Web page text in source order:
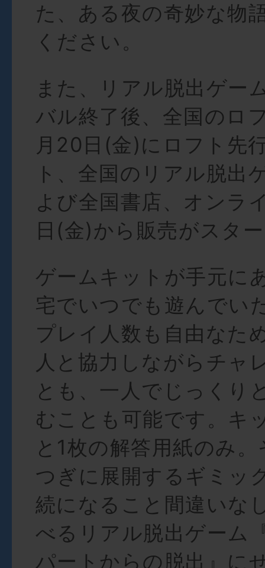
た、ある夜の奇妙な物
ください。
また、リアル脱出ゲー
バル終了後、全国のロ
月20日(金)にロフト先
ト、全国のリアル脱出
よび全国書店、オンラ
日(金)から販売がスタ
ゲームキットが手元に
宅でいつでも遊んでい
プレイ人数も自由なた
人と協力しながらチャ
とも、一人でじっくり
むことも可能です。キ
と1枚の解答用紙のみ
つぎに展開するギミッ
続になること間違いな
べるリアル脱出ゲーム
パートからの脱出』に